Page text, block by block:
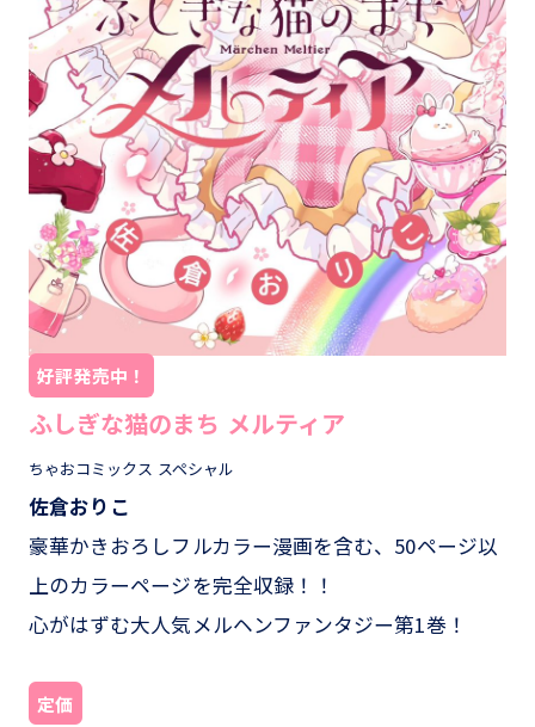
好評発売中！
ふしぎな猫のまち メルティア
ちゃおコミックス スペシャル
佐倉おりこ
豪華かきおろしフルカラー漫画を含む、50ページ以
上のカラーページを完全収録！！
心がはずむ大人気メルヘンファンタジー第1巻！
定価